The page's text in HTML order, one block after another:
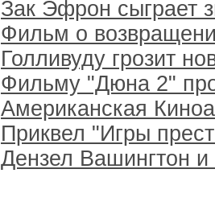
Зак Эфрон сыграет
Фильм о
Голливуду грозит
Фильму "Дюна 2"
Американская
Приквел "Игры
Дензел Вашингтон